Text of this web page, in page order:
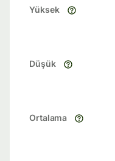
Yüksek
Düşük
Ortalama